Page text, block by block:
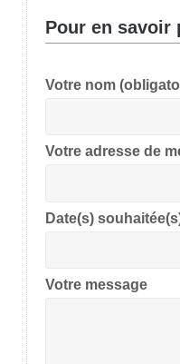
Pour en savoir
Votre nom
Votre adresse de
Date(s)
Votre message